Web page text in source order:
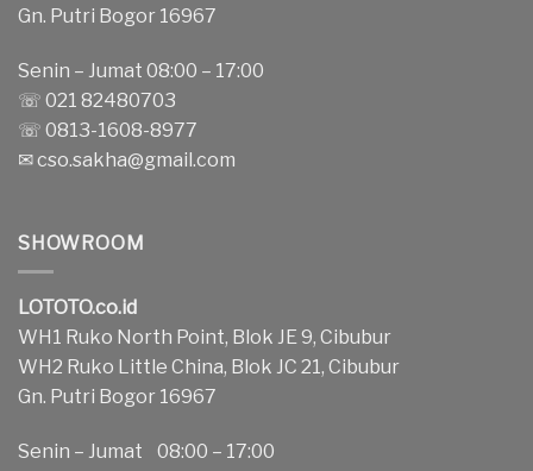
Gn. Putri Bogor 16967
Senin – Jumat 08:00 – 17:00
☏ 021 82480703
☏ 0813-1608-8977
✉cso.sakha@gmail.com
SHOWROOM
LOTOTO.co.id
WH1 Ruko North Point, Blok JE 9, Cibubur
WH2 Ruko Little China, Blok JC 21, Cibubur
Gn. Putri Bogor 16967
Senin – Jumat 08:00 – 17:00